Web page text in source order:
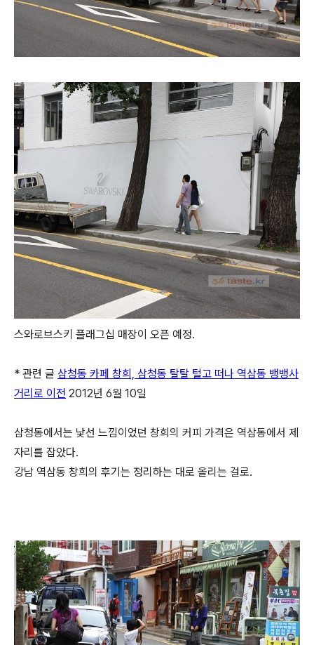
스와로브스키 플래그십 매장이 오픈 예정.
* 관련 글 삼청동 카페 창희, 삼청동 탈탈 털고 떠나 역삼동 뱅뱅사
거리로 이전 2012년 6월 10일
삼청동에서는 낯선 느낌이었던 창희의 커피 가격은 역삼동에서 제
자리를 잡았다.
강남 역삼동 창희의 후기는 정리하는 대로 올리는 걸로.